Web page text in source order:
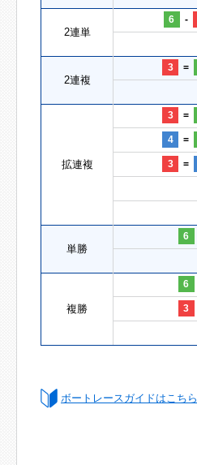
2連単
6 -
2連複
3 =
拡連複
3 =
4 =
3 =
単勝
6
複勝
6
3
ボートレースガイドはこちら